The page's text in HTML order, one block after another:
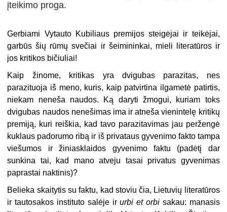
įteikimo proga.
Gerbiami Vytauto Kubiliaus premijos steigėjai ir teikėjai,
garbūs šių rūmų svečiai ir šeimininkai, mieli literatūros ir
jos kritikos bičiuliai!
Kaip žinome, kritikas yra dvigubas parazitas, nes
parazituoja iš meno, kuris, kaip patvirtina ilgametė patirtis,
niekam neneša naudos. Ką daryti žmogui, kuriam toks
dvigubas naudos nenešimas ima ir atneša vienintelę kritikų
premiją, kuri reiškia, kad tavo parazitavimas jau peržengė
kuklaus padorumo ribą ir iš privataus gyvenimo fakto tampa
viešumos ir žiniasklaidos gyvenimo faktu (padėtį dar
sunkina tai, kad mano atveju tasai privatus gyvenimas
paprastai naktinis)?
Belieka skaitytis su faktu, kad stoviu čia, Lietuvių literatūros
ir tautosakos instituto salėje irurbi et orbi sakau: manasis